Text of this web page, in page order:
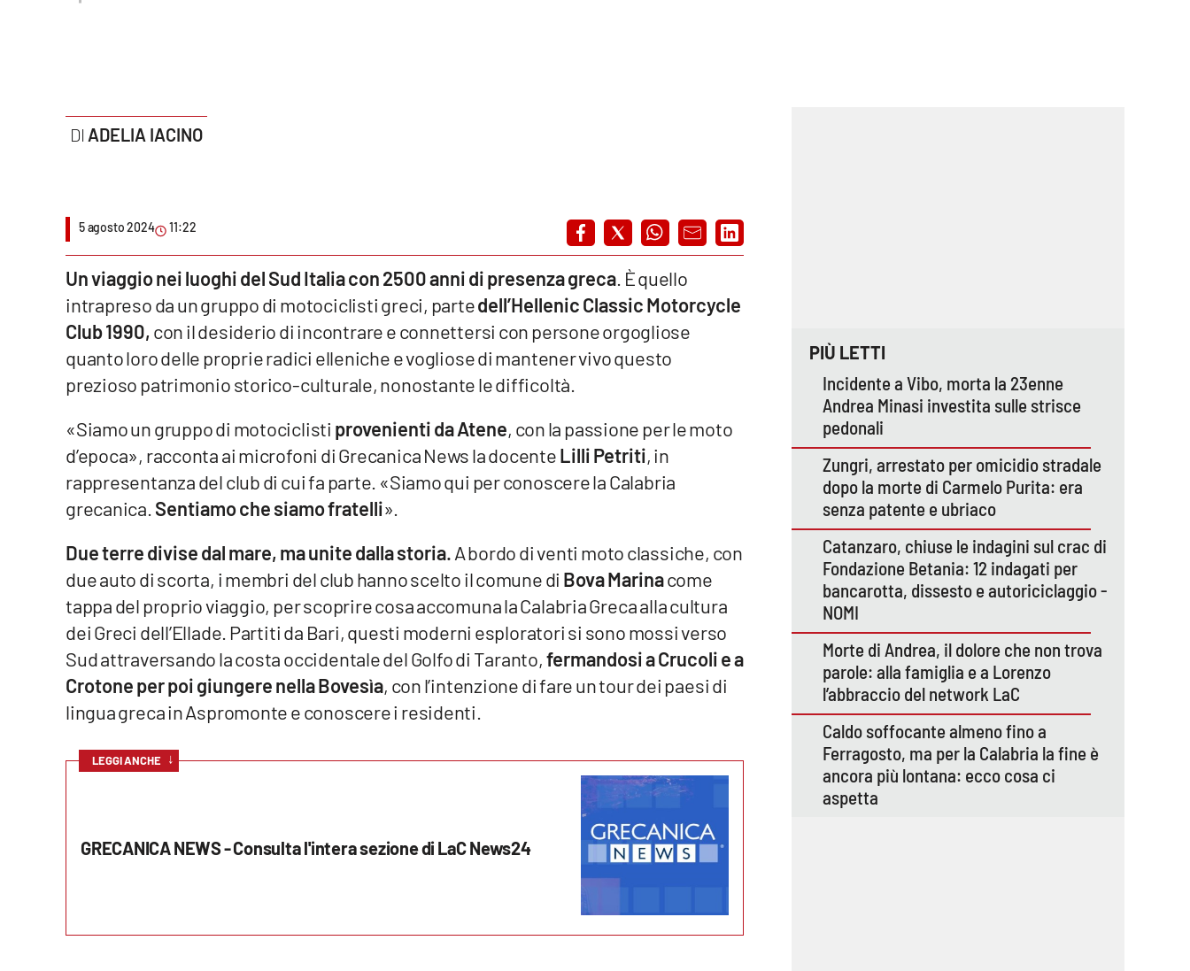
Leggendo Alvaro insieme
Streaming
Vibo Valentia
Destinazioni
ADELIA IACINO
5 agosto 2024 11:22
Un viaggio nei luoghi del Sud Italia con 2500 anni di presenza greca . È quello
intrapreso da un gruppo di motociclisti greci, partedell’Hellenic Classic Motorcycle
Club 1990,con il desiderio di incontrare e connettersi con persone orgogliose
quanto loro delle proprie radici elleniche e vogliose di mantener vivo questo
prezioso patrimonio storico-culturale, nonostante le difficoltà.
«Siamo un gruppo di motociclisti provenienti da Atene, con la passione per le moto
d’epoca», racconta ai microfoni di Grecanica News la docenteLilli Petriti, in
rappresentanza del club di cui fa parte. «Siamo qui per conoscere la Calabria
grecanica. Sentiamo che siamo fratelli».
Due terre divise dal mare, ma unite dalla storia.A bordo di venti moto classiche, con
due auto di scorta, i membri del club hanno scelto il comune di Bova Marinacome
tappa del proprio viaggio, per scoprire cosa accomuna la Calabria Greca alla cultura
dei Greci dell’Ellade. Partiti da Bari, questi moderni esploratori si sono mossi verso
Sud attraversando la costa occidentale del Golfo di Taranto,fermandosi a Crucoli e a
Crotone per poi giungere nella Bovesìa, con l’intenzione di fare un tour dei paesi di
lingua greca in Aspromonte e conoscere i residenti.
LEGGI ANCHE ↓
GRECANICA NEWS - Consulta l'intera sezione di LaC News24
PIÙ LETTI
Incidente a Vibo, morta la 23enne
Andrea Minasi investita sulle strisce
pedonali
Zungri, arrestato per omicidio stradale
dopo la morte di Carmelo Purita: era
senza patente e ubriaco
Catanzaro, chiuse le indagini sul crac di
Fondazione Betania: 12 indagati per
bancarotta, dissesto e autoriciclaggio -
NOMI
Morte di Andrea, il dolore che non trova
parole: alla famiglia e a Lorenzo
l’abbraccio del network LaC
Caldo soffocante almeno fino a
Ferragosto, ma per la Calabria la fine è
ancora più lontana: ecco cosa ci
aspetta